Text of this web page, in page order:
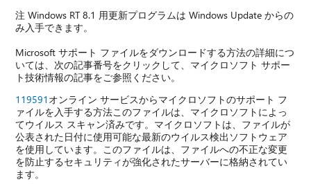
注 Windows RT 8.1 用更新プログラムは Windows Update からの
み入手できます。
Microsoft サポート ファイルをダウンロードする方法の詳細につ
いては、次の記事番号をクリックして、マイクロソフト サポー
ト技術情報の記事をご参照ください。
119591 オンライン サービスからマイクロソフトのサポート フ
ァイルを入手する方法このファイルは、マイクロソフトによっ
てウイルス スキャン済みです。マイクロソフトは、ファイルが
公表された日付に使用可能な最新のウイルス検出ソフトウェア
を使用しています。このファイルは、ファイルへの不正な変更
を防止するセキュリティが強化されたサーバーに格納されてい
ます。